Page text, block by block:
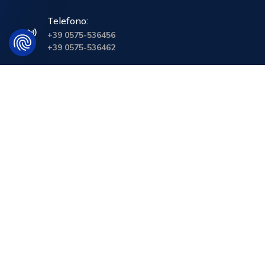
Telefono:
+39 0575-536456
+39 0575-536462
Policy